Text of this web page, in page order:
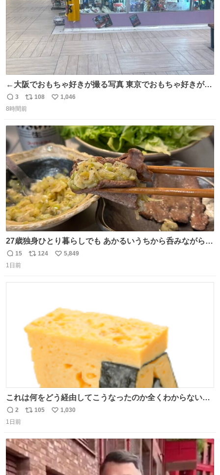
←大阪でおもちゃ好きが撮る写真 東京でおもちゃ好きが撮
る写真→
返
信
3
リ
ポ
ト
数
108
い
1,046
8時間前
27歳独身ひとり暮らしでも あかるいうちから呑みながらキ
返
信
15
リ
124
い
5,849
1日前
これは何をどう経由してこうなったのか全くわからない構
造のすしざんまいの玉子
返
信
2
リ
ト
数
105
い
数
1,030
1日前